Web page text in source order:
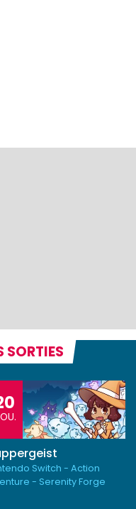
SORTIES
Switch - Action
- Serenity Forge